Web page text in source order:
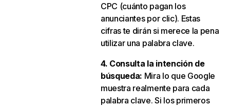
CPC (cuánto pagan los
anunciantes por clic). Estas
cifras te dirán si merece la pena
utilizar una palabra clave.
4. Consulta la intención de
búsqueda: Mira lo que Google
muestra realmente para cada
palabra clave. Si los primeros